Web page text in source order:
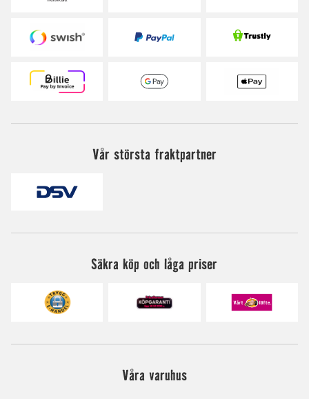
Vår största fraktpartner
Säkra köp och låga priser
Våra varuhus